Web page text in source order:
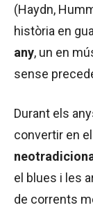
(Haydn,
història en
any, un en
sense
Durant els
convertir en
el blues i les
de corrents